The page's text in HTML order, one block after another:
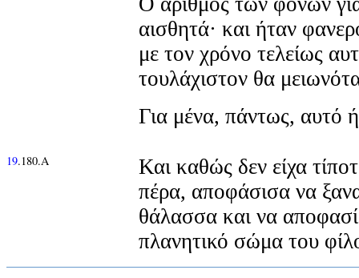
αισθητά· και ήταν
με τον χρόνο τελείως
τουλάχιστον θα
Για μένα, πάντως, αυτό
19.180.Α
Και καθώς δεν είχα
πέρα, αποφάσισα να
θάλασσα και να
πλανητικό σώμα του